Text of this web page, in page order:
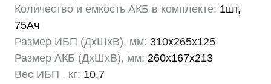
Количество и емкость АКБ в комплекте: 1шт,
75Ач
Размер ИБП (ДхШхВ), мм: 310х265х125
Размер АКБ (ДхШхВ), мм: 260х167х213
Вес ИБП , кг: 10,7